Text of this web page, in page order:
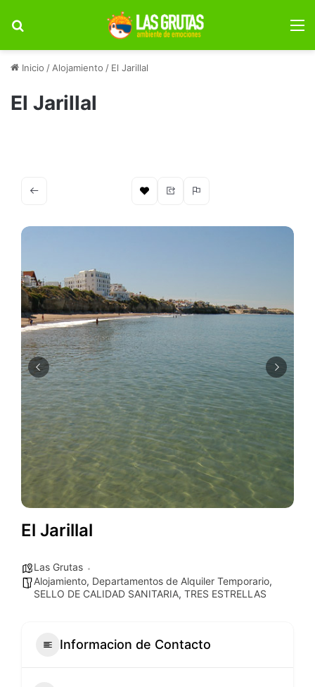
Inicio / Alojamiento / El Jarillal
El Jarillal
El Jarillal
Las Grutas
Alojamiento, Departamentos de Alquiler Temporario,
SELLO DE CALIDAD SANITARIA, TRES ESTRELLAS
Informacion de Contacto